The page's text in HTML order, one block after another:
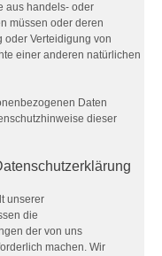
aus handels- oder
müssen oder deren
oder Verteidigung von
einer anderen natürlichen
Daten
dieser
unserer
die
der von uns
machen. Wir